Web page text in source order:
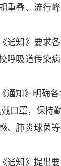
重叠、流行
知》要求各
呼吸道传染
》明确各
口罩，保持
、肺炎球菌
知》提出要